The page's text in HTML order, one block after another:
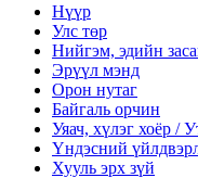
Нүүр
Улс төр
Нийгэм, эдийн
Эрүүл мэнд
Орон нутаг
Байгаль орчин
Уяач, хүлэг хоёр /
Үндэсний
Хууль эрх зүй